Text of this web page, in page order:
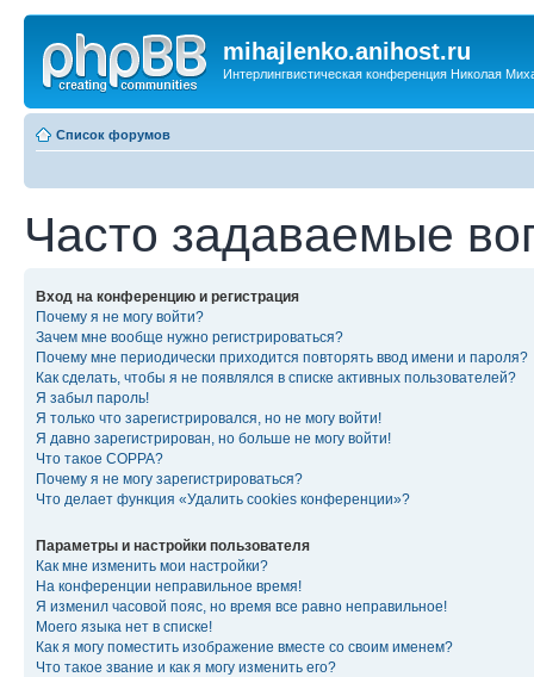
mihajlenko.anihost.ru
Интерлингвистическая конференция Николая
Список форумов
Часто задаваемые
Вход на конференцию и регистрация
Почему я не могу войти?
Зачем мне вообще нужно регистрироваться?
Почему мне периодически приходится повторять ввод имени и пароля?
Как сделать, чтобы я не появлялся в списке активных пользователей?
Я забыл пароль!
Я только что зарегистрировался, но не могу войти!
Я давно зарегистрирован, но больше не могу войти!
Что такое COPPA?
Почему я не могу зарегистрироваться?
Что делает функция «Удалить cookies конференции»?
Параметры и настройки пользователя
Как мне изменить мои настройки?
На конференции неправильное время!
Я изменил часовой пояс, но время все равно неправильное!
Моего языка нет в списке!
Как я могу поместить изображение вместе со своим именем?
Что такое звание и как я могу изменить его?